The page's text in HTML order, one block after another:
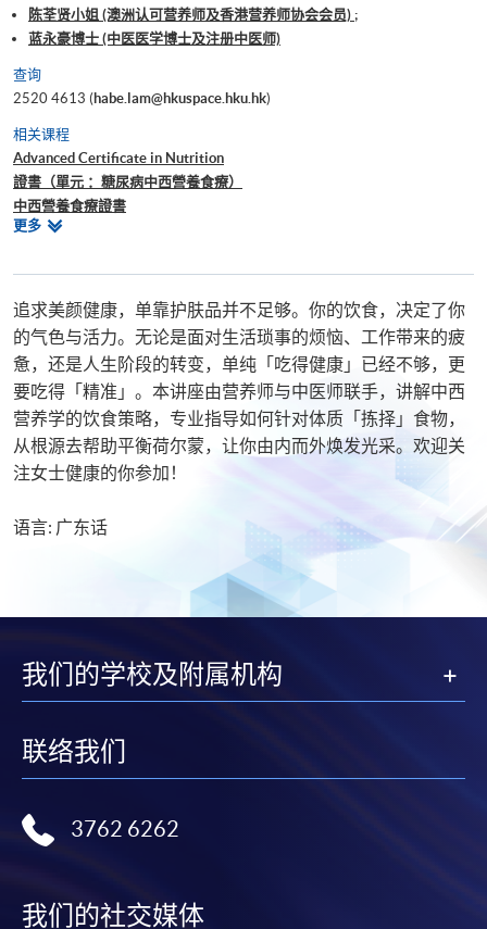
陈荃贤小姐 (澳洲认可营养师及香港营养师协会会员) ;
蓝永豪博士 (中医医学博士及注册中医师)
查询
2520 4613 (habe.lam@hkuspace.hku.hk)
相关课程
Advanced Certificate in Nutrition
證書（單元 ：糖尿病中西營養食療）
中西營養食療證書
Certificate for Module (Integrated Community Care: Women’s Health
更多相
追求美颜健康，单靠护肤品并不足够。你的饮食，决定了你
的气色与活力。无论是面对生活琐事的烦恼、工作带来的疲
惫，还是人生阶段的转变，单纯「吃得健康」已经不够，更
要吃得「精准」。本讲座由营养师与中医师联手，讲解中西
营养学的饮食策略，专业指导如何针对体质「拣择」食物，
从根源去帮助平衡荷尔蒙，让你由内而外焕发光采。欢迎关
注女士健康的你参加！
语言: 广东话
我们的学校及附属机构
联络我们
3762 6262
我们的社交媒体